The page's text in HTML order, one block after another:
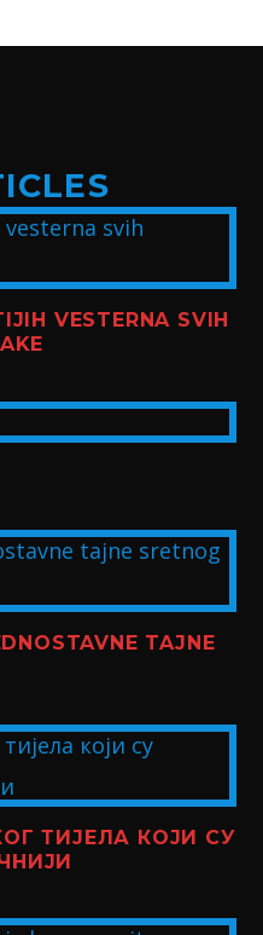
VESTERNA SVIH
TAJNE
ТИЈЕЛА КОЈИ СУ